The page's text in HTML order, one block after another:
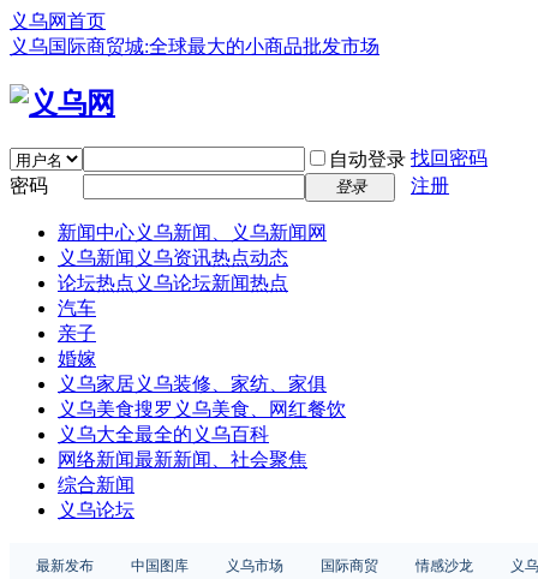
义乌网首页
义乌国际商贸城:全球最大的小商品批发市场
自动登录 找回密码
密码
登录 注册
新闻中心义乌新闻、义乌新闻网
义乌新闻 义乌资讯热点动态
论坛热点 义乌论坛新闻热点
汽车
亲子
婚嫁
义乌家居义乌装修、家纺、家俱
义乌美食搜罗义乌美食、网红餐饮
义乌大全最全的义乌百科
网络新闻最新新闻、社会聚焦
综合新闻
义乌论坛
最新发布 中国图库 义乌市场 国际商贸 情感沙龙
义